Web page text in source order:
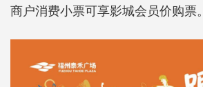
商户消费小票可享影城会员价购票。